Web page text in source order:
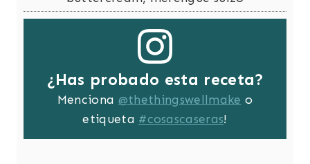
¿Has probado esta receta?
Menciona @thethingswellmake o
etiqueta #cosascaseras!